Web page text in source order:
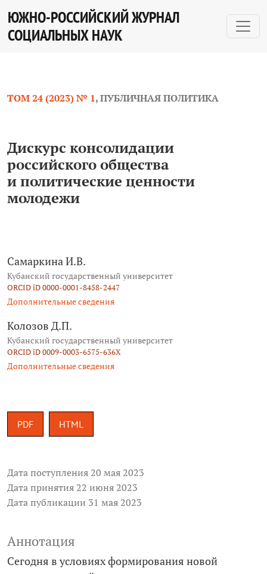
Дискурс консолидации российского общества и
ЮЖНО-РОССИЙСКИЙ ЖУРНАЛ
СОЦИАЛЬНЫХ НАУК
ТОМ 24 (2023) № 1,ПУБЛИЧНАЯ ПОЛИТИКА
Дискурс консолидации
российского общества
и политические ценности
молодежи
Самаркина И.В.
Кубанский государственный университет
ORCID iD 0000-0001-8458-2447
Дополнительные сведения
Колозов Д.П.
Кубанский государственный университет
ORCID iD 0009-0003-6575-636X
Дополнительные сведения
PDF HTML
Дата поступления 20 мая 2023
Дата принятия 22 июня 2023
Дата публикации 31 мая 2023
Аннотация
Сегодня в условиях формирования новой